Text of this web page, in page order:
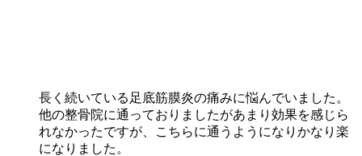
長く続いている足底筋膜炎の痛みに悩んでいました。
他の整骨院に通っておりましたがあまり効果を感じら
れなかったですが、こちらに通うようになりかなり楽
になりました。